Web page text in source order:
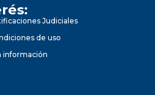
Judiciales
de uso
información